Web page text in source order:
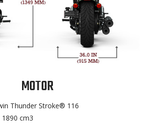
MOTOR
Thunder Stroke® 116
1890 cm3